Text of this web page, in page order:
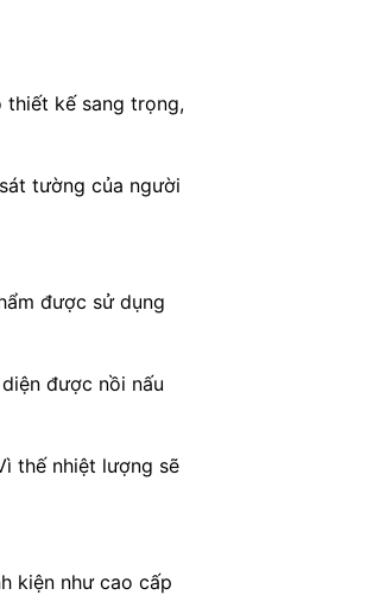
thiết kế sang trọng,
tường của người
được sử dụng
được nồi nấu
thế nhiệt lượng sẽ
kiện như cao cấp